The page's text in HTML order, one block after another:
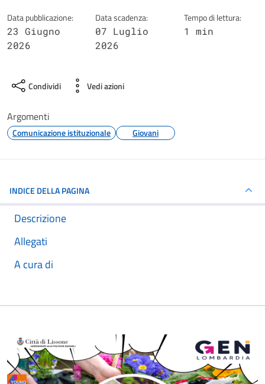
Data pubblicazione:
23 Giugno
2026
Data scadenza:
07 Luglio
2026
Tempo di lettura:
1 min
Condividi Vedi azioni
Argomenti
Comunicazione istituzionale Giovani
INDICE DELLA PAGINA
Descrizione
Allegati
A cura di